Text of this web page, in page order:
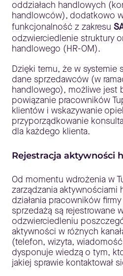
oddziałach handlowych
handlowców), dodatkowo
funkcjonalność z zakresu
odzwierciedlenie struktury
handlowego (HR-OM).
Dzięki temu, że w systemie
dane sprzedawców (w
handlowego), możliwe jest
powiązanie pracowników
klientów i wskazywanie
przyporządkowanie
dla każdego klienta.
Rejestracja aktywności
Od momentu wdrożenia w
zarządzania aktywnościami
działania pracowników
sprzedażą są rejestrowane
odzwierciedleniu
aktywności w różnych
(telefon, wizyta,
dysponuje wiedzą o tym,
jakiej sprawie kontaktował